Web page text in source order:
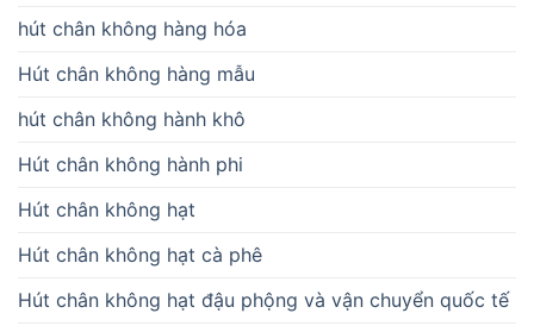
hút chân không hàng hóa
Hút chân không hàng mẫu
hút chân không hành khô
Hút chân không hành phi
Hút chân không hạt
Hút chân không hạt cà phê
Hút chân không hạt đậu phộng và vận chuyển quốc tế